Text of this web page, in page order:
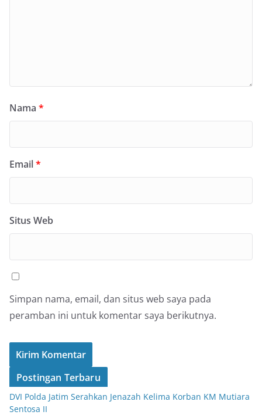
Nama *
Email*
Situs Web
Simpan nama, email, dan situs web saya pada
peramban ini untuk komentar saya berikutnya.
Postingan Terbaru
DVI Polda Jatim Serahkan Jenazah Kelima Korban KM Mutiara
Sentosa II